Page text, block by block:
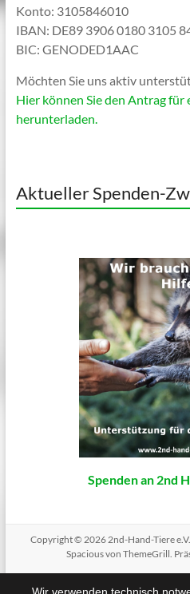
Konto: 3105846010
IBAN: DE89 3906 0180 3105
BIC: GENODED1AAC
Möchten Sie uns aktiv
Hier können Sie den Antrag
herunterladen.
Aktueller Spenden-
Spenden an 2nd
Copyright © 20262nd-Hand-Tiere e.V.
Spaciousvon ThemeGrill.